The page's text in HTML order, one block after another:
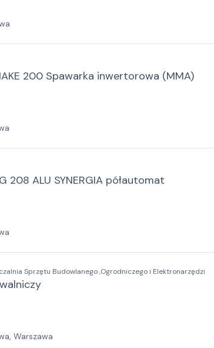
200 Spawarka inwertorowa (MMA)
208 ALU SYNERGIA półautomat
Sprzętu Budowlanego ,Ogrodniczego i Elektronarzędzi
Warszawa